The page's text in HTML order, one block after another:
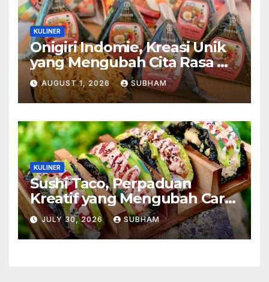
KULINER
Onigiri Indomie, Kreasi Unik
yang Mengubah Cita Rasa Mi
Favorit Menjadi Sajian
Kekinian
AUGUST 1, 2026 SUBHAM
KULINER
Sushi Taco, Perpaduan
Kreatif yang Mengubah Cara
Menikmati Hidangan Favorit
JULY 30, 2026 SUBHAM